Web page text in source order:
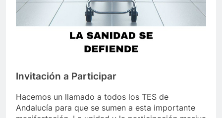
Invitación a Participar
Hacemos un llamado a todos los TES de
Andalucía para que se sumen a esta importante